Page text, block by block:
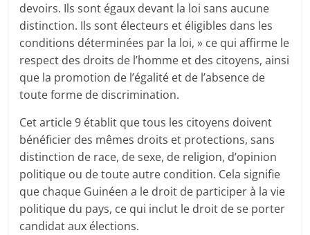
devoirs. Ils sont égaux devant la loi sans aucune
distinction. Ils sont électeurs et éligibles dans les
conditions déterminées par la loi, » ce qui affirme le
respect des droits de l’homme et des citoyens, ainsi
que la promotion de l’égalité et de l’absence de
toute forme de discrimination.
Cet article 9 établit que tous les citoyens doivent
bénéficier des mêmes droits et protections, sans
distinction de race, de sexe, de religion, d’opinion
politique ou de toute autre condition. Cela signifie
que chaque Guinéen a le droit de participer à la vie
politique du pays, ce qui inclut le droit de se porter
candidat aux élections.